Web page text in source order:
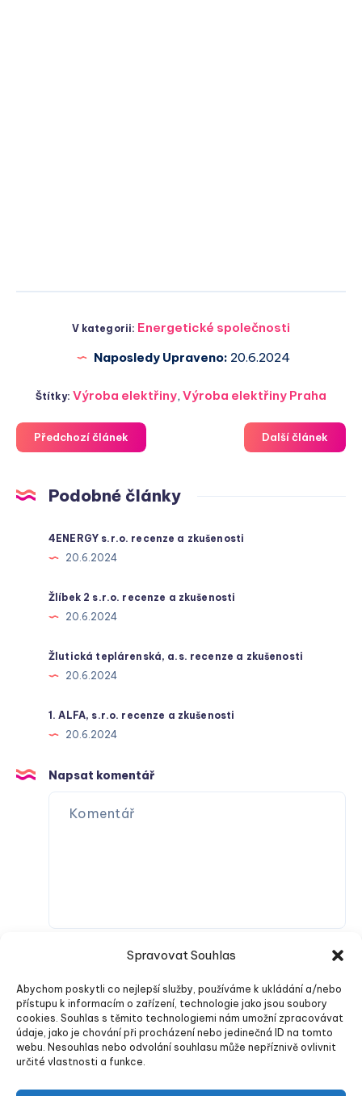
Spravovat Souhlas
Abychom poskytli co nejlepší služby, používáme k ukládání a/nebo
přístupu k informacím o zařízení, technologie jako jsou soubory
cookies. Souhlas s těmito technologiemi nám umožní zpracovávat
údaje, jako je chování při procházení nebo jedinečná ID na tomto
webu. Nesouhlas nebo odvolání souhlasu může nepříznivě ovlivnit
určité vlastnosti a funkce.
V kategorii: Energetické společnosti
Naposledy Upraveno: 20.6.2024
Štítky:Výroba elektřiny,Výroba elektřiny Praha
Předchozí článek Další článek
Podobné články
4ENERGY s.r.o. recenze a zkušenosti
20.6.2024
Žlíbek 2 s.r.o. recenze a zkušenosti
20.6.2024
Žlutická teplárenská, a.s. recenze a zkušenosti
20.6.2024
1. ALFA, s.r.o. recenze a zkušenosti
20.6.2024
Napsat komentář
Odeslat komentář